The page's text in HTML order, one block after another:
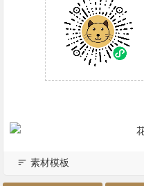
素材模板